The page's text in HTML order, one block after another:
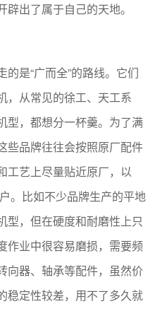
出了属于自己的天地。
是“广而全”的路线。它们
，从常见的徐工、天工系
型，都想分一杯羹。为了满
些品牌往往会按照原厂配件
工艺上尽量贴近原厂，以
。比如不少品牌生产的平地
型，但在硬度和耐磨性上只
作业中很容易磨损，需要频
向器、轴承等配件，虽然价
稳定性较差，用不了多久就